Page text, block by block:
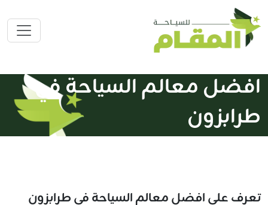
افضل معالم السياحة في
طرابزون
تعرف علي افضل معالم السياحة في طرابزون